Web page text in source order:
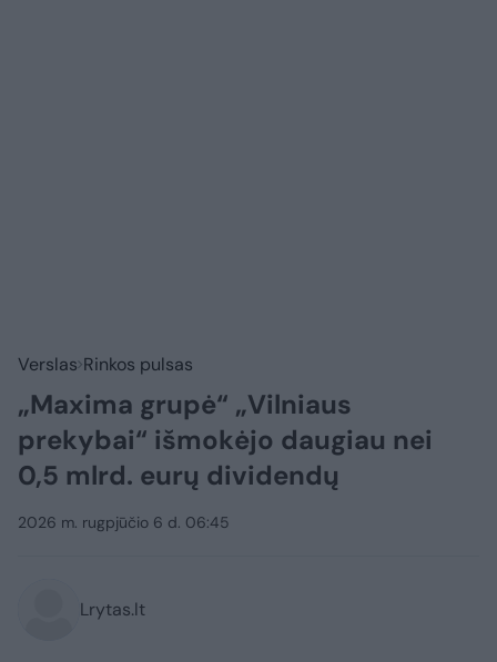
Verslas Rinkos pulsas
„Maxima grupė“ „Vilniaus
prekybai“ išmokėjo daugiau nei
0,5 mlrd. eurų dividendų
2026 m. rugpjūčio 6 d. 06:45
Lrytas.lt